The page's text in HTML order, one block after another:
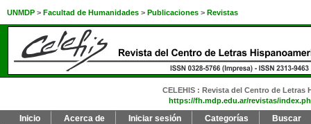
UNMDP > Facultad de Humanidades > Publicaciones > Revistas
CELEHIS : Revista del Centro de
https://fh.mdp.edu.ar/revistas/
Inicio Acerca de Iniciar sesión Categorías Buscar